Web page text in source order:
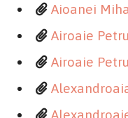
Aioanei
Airoaie
Airoaie